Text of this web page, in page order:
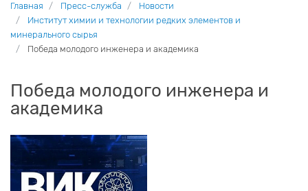
Главная Пресс-служба
Новости
Институт химии и технологии редких элементов и
минерального сырья
Победа молодого инженера и академика
Победа молодого инженера и
академика